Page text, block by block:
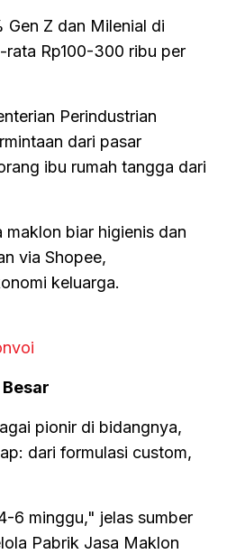
Gen Z dan Milenial di
rata Rp100-300 ribu per
Perindustrian
dari pasar
ibu rumah tangga dari
biar higienis dan
via Shopee,
keluarga.
pionir di bidangnya,
dari formulasi custom,
6 minggu," jelas sumber
Pabrik Jasa Maklon